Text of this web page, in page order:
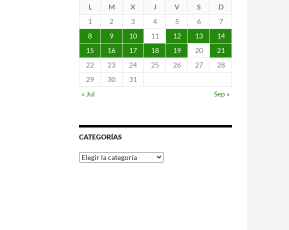
L M X J V S
D
1
2 3 4 5 6
7
8
9 10 11 12 13
14
15
16 17 18 19 20
21
22
23 24 25 26 27
28
29
30
31
« Jul
Sep »
CATEGORÍAS
Categorías